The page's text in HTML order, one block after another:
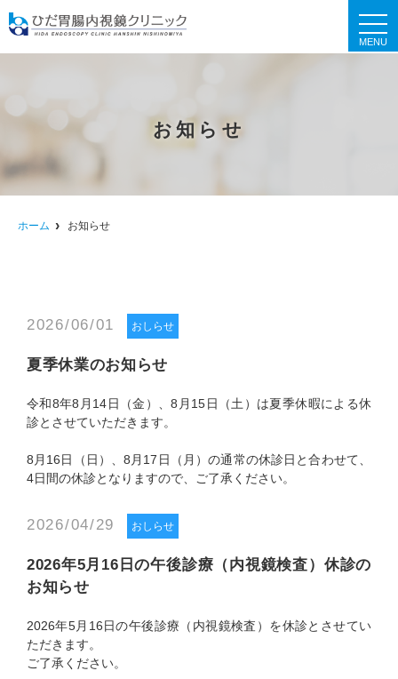
t
o
g
i
お知らせ
ホーム お知らせ
2026/06/01 おしらせ
夏季休業のお知らせ
令和8年8月14日（金）、8月15日（土）は夏季休暇による休
診とさせていただきます。
8月16日（日）、8月17日（月）の通常の休診日と合わせて、
4日間の休診となりますので、ご了承ください。
2026/04/29 おしらせ
2026年5月16日の午後診療（内視鏡検査）休診の
お知らせ
2026年5月16日の午後診療（内視鏡検査）を休診とさせてい
ただきます。
ご了承ください。